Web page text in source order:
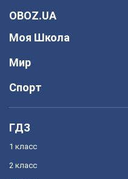
OBOZ.UA
Моя Школа
Мир
Спорт
ГДЗ
1 класс
2 класс